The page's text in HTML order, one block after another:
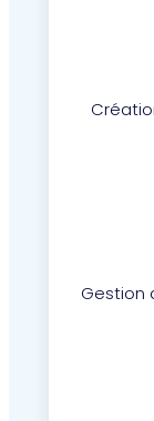
Gestion